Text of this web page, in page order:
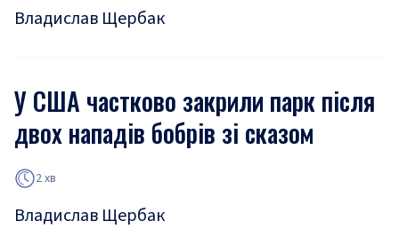
Владислав Щербак
У США частково закрили парк після
двох нападів бобрів зі сказом
2 хв
Владислав Щербак